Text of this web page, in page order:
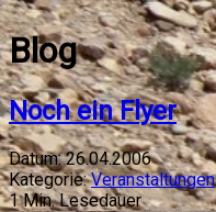
Blog
Noch ein Flyer
Datum: 26.04.2006
Kategorie: Veranstaltungen
1Min. Lesedauer